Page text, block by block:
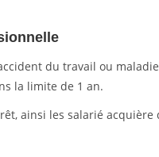
du travail ou
la limite de 1 an.
ainsi les salarié acquière